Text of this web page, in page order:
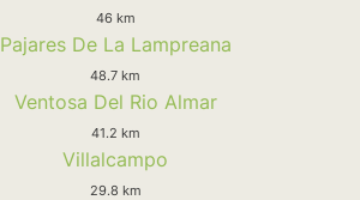
46 km
Pajares De La Lampreana
48.7 km
Ventosa Del Rio Almar
41.2 km
Villalcampo
29.8 km